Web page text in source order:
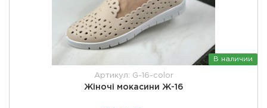
В наличии
Артикул: G-16-color
Жіночі мокасини Ж-16